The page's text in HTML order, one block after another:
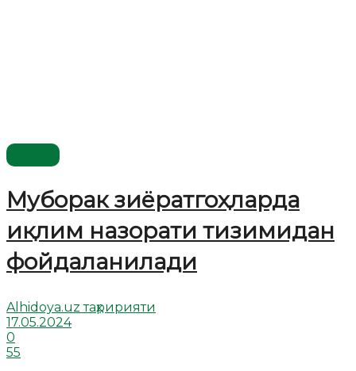
Муборак зиёратгоҳларда
иқлим назорати тизимидан
фойдаланилади
Alhidoya.uz таҳририяти
17.05.2024
0
55